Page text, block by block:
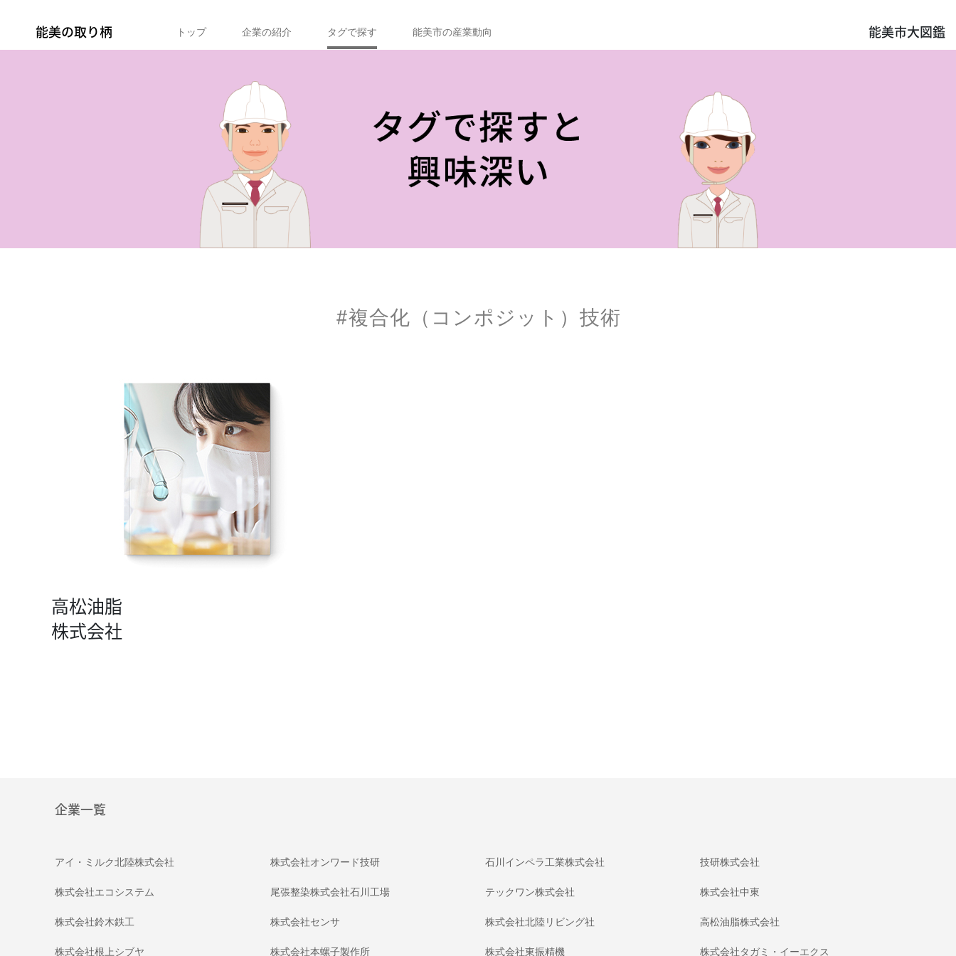
能美の取り柄 トップ 企業の紹介 タグで探す 能美市の産業動向 能美市大図鑑
#複合化（コンポジット）技術
高松油脂
株式会社
企業一覧
アイ・ミルク北陸株式会社 株式会社オンワード技研 石川インペラ工業株式会社 技研株式会社
株式会社エコシステム 尾張整染株式会社石川工場 テックワン株式会社 株式会社中東
株式会社鈴木鉄工 株式会社センサ 株式会社北陸リビング社 高松油脂株式会社
株式会社根上シブヤ 株式会社本螺子製作所 株式会社東振精機 株式会社タガミ・イーエクス